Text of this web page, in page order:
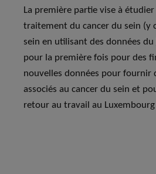
La première partie vise à
traitement du cancer du sein (y
sein en utilisant des données du
pour la première fois pour des
nouvelles données pour fournir
associés au cancer du sein et
retour au travail au